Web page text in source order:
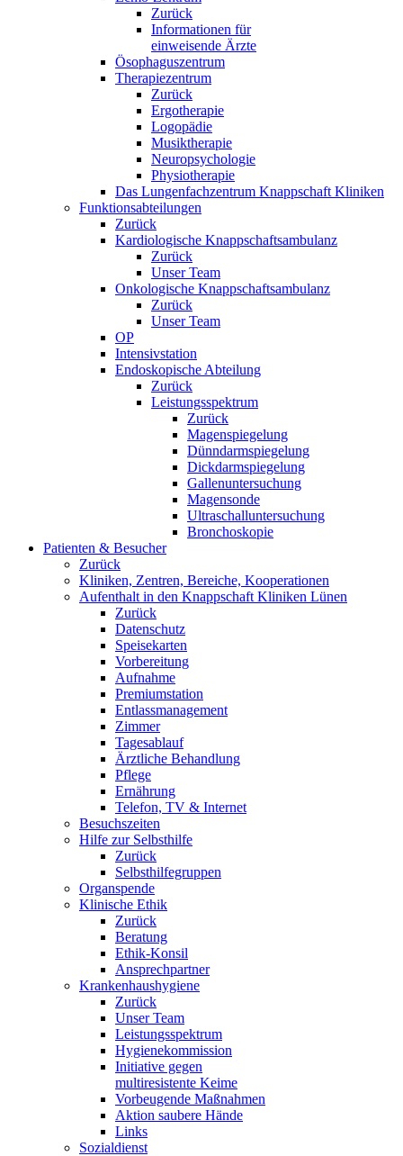
Zurück
Informationen für
einweisende Ärzte
Ösophaguszentrum
Therapiezentrum
Zurück
Ergotherapie
Logopädie
Musiktherapie
Neuropsychologie
Physiotherapie
Das Lungenfachzentrum Knappschaft Kliniken
Funktionsabteilungen
Zurück
Kardiologische Knappschaftsambulanz
Zurück
Unser Team
Onkologische Knappschaftsambulanz
Zurück
Unser Team
OP
Intensivstation
Endoskopische Abteilung
Zurück
Leistungsspektrum
Zurück
Magenspiegelung
Dünndarmspiegelung
Dickdarmspiegelung
Gallenuntersuchung
Magensonde
Ultraschalluntersuchung
Bronchoskopie
Patienten & Besucher
Zurück
Kliniken, Zentren, Bereiche, Kooperationen
Aufenthalt in den Knappschaft Kliniken Lünen
Zurück
Datenschutz
Speisekarten
Vorbereitung
Aufnahme
Premiumstation
Entlassmanagement
Zimmer
Tagesablauf
Ärztliche Behandlung
Pflege
Ernährung
Telefon, TV & Internet
Besuchszeiten
Hilfe zur Selbsthilfe
Zurück
Selbsthilfegruppen
Organspende
Klinische Ethik
Zurück
Beratung
Ethik-Konsil
Ansprechpartner
Krankenhaushygiene
Zurück
Unser Team
Leistungsspektrum
Hygienekommission
Initiative gegen
multiresistente Keime
Vorbeugende Maßnahmen
Aktion saubere Hände
Links
Sozialdienst